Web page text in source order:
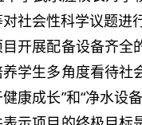
社会性科学议题
开展配备设备齐
学生多角度看待社
康成长”和“净水设